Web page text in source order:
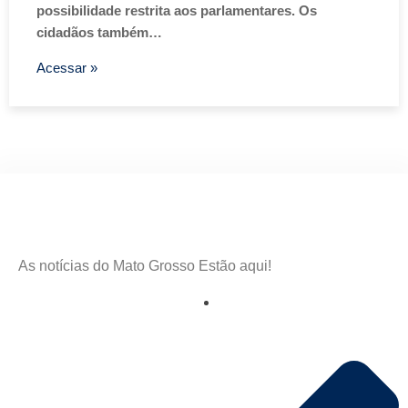
possibilidade restrita aos parlamentares. Os
cidadãos também…
Acessar »
As notícias do Mato Grosso Estão aqui!